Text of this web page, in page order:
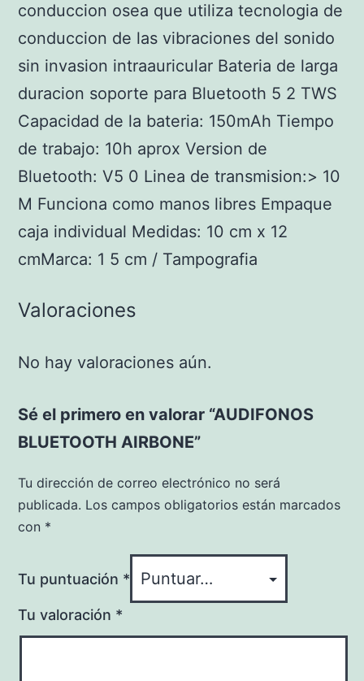
conduccion osea que utiliza tecnologia de
conduccion de las vibraciones del sonido
sin invasion intraauricular Bateria de larga
duracion soporte para Bluetooth 5 2 TWS
Capacidad de la bateria: 150mAh Tiempo
de trabajo: 10h aprox Version de
Bluetooth: V5 0 Linea de transmision:> 10
M Funciona como manos libres Empaque
caja individual Medidas: 10 cm x 12
cmMarca: 1 5 cm / Tampografia
Valoraciones
No hay valoraciones aún.
Sé el primero en valorar “AUDIFONOS
BLUETOOTH AIRBONE”
Tu dirección de correo electrónico no será
publicada. Los campos obligatorios están marcados
con *
Tu puntuación *
Tu valoración *